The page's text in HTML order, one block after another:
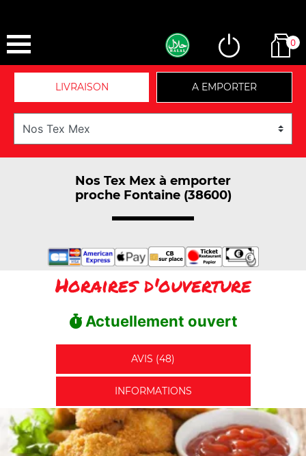
0
LIVRAISON A EMPORTER
Nos Tex Mex à emporter
proche Fontaine (38600)
Horaires d'ouverture
Actuellement ouvert
AVIS (48)
INFORMATIONS